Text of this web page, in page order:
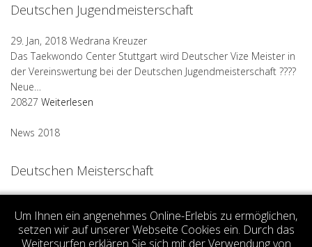
Deutschen Jugendmeisterschaft
29. Jan, 2018 Wedrana Kreuzer
Das Taekwondo Center Stuttgart wird Deutscher Vize Meister in
der Vereinswertung bei der Deutschen Jugendmeisterschaft ????
Neue…
20827 Weiterlesen
News 2018
Deutschen Meisterschaft
Aleksandar Keselj wird Deutscher Meister 2018 ?????
20645 Weiterlesen
Um Ihnen ein angenehmes Online-Erlebis zu ermöglichen,
setzen wir auf unserer Webseite Cookies ein. Durch das
Weitersurfen erklären Sie sich mit der Verwendung von